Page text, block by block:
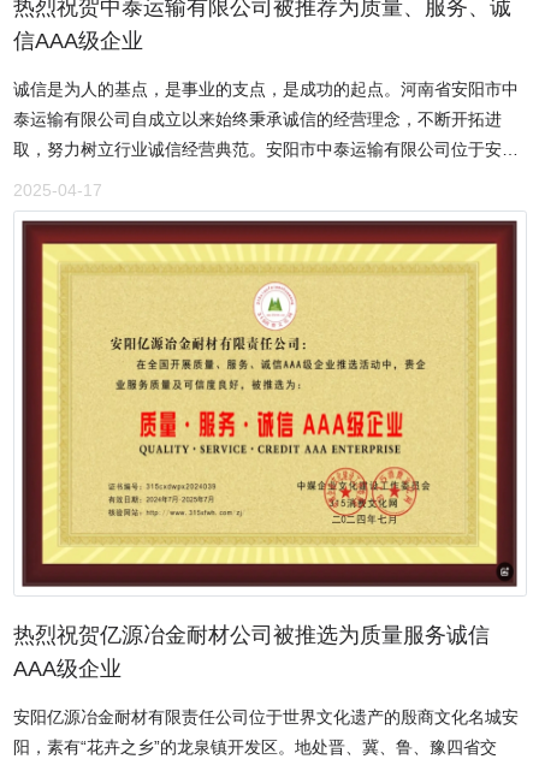
售后服务体系，赢得了用户的信赖。我们通过设立在行业内中心城市
热烈祝贺中泰运输有限公司被推荐为质量、服务、诚
信AAA级企业
诚信是为人的基点，是事业的支点，是成功的起点。河南省安阳市中
泰运输有限公司自成立以来始终秉承诚信的经营理念，不断开拓进
取，努力树立行业诚信经营典范。安阳市中泰运输有限公司位于安阳
大、中型运输车辆上百辆。经营业务有：道路普通货物运输、货物专
用运输（罐式容器）、国内道路货运代理、道路运输信息咨询、机械
设备租赁等相关业务。董事长王俊昱自2002年以来从事道路运输行业
多年，并与2014年创办了安阳市中泰运输有限公司，在多年的道路运
输行业中立足本职工作，在公司不断前进的道路上,一心扑在运输行业
的工作上,以满腔的工作热情,为广大客户货运提供方便、快捷、安
全、舒适的优质服务。2020年中泰公司响应国家十四五规划号召，加
快推动产业、能源、交通运输等重点领域结构调整，建立绿色生态屏
障，助力实现“碳达峰、碳中和”目标，科技创新，重磅出击斥巨资数
千万推进新能源车运用，打造出具有低碳、高效、智能运输，助力碳
达峰、碳中和目标实现，推进新能源生态圈建设。在董事长王俊昱的
带领下，中泰公司自成立以来多次受到上级部门及道路运输部门的表
彰及表扬，在日常的经营中“重合同、守信用”也多次受到工商和税务
部门的表扬和肯定。同时还多次受到乡政府和区政府授予诚信经营优
秀企业表扬等。
2025-04-17
热烈祝贺亿源冶金耐材公司被推选为质量服务诚信
AAA级企业
安阳亿源冶金耐材有限责任公司位于世界文化遗产的殷商文化名城安
阳，素有“花卉之乡”的龙泉镇开发区。地处晋、冀、鲁、豫四省交